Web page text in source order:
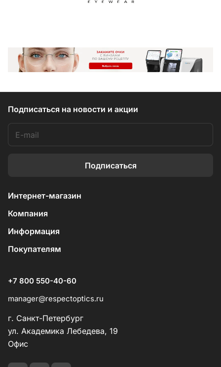
Подписаться на новости и акции
Подписаться
Интернет-магазин
Компания
Информация
Покупателям
+7 800 550-40-60
manager@respectoptics.ru
г. Санкт-Петербург
ул. Академика Лебедева, 19
Офис